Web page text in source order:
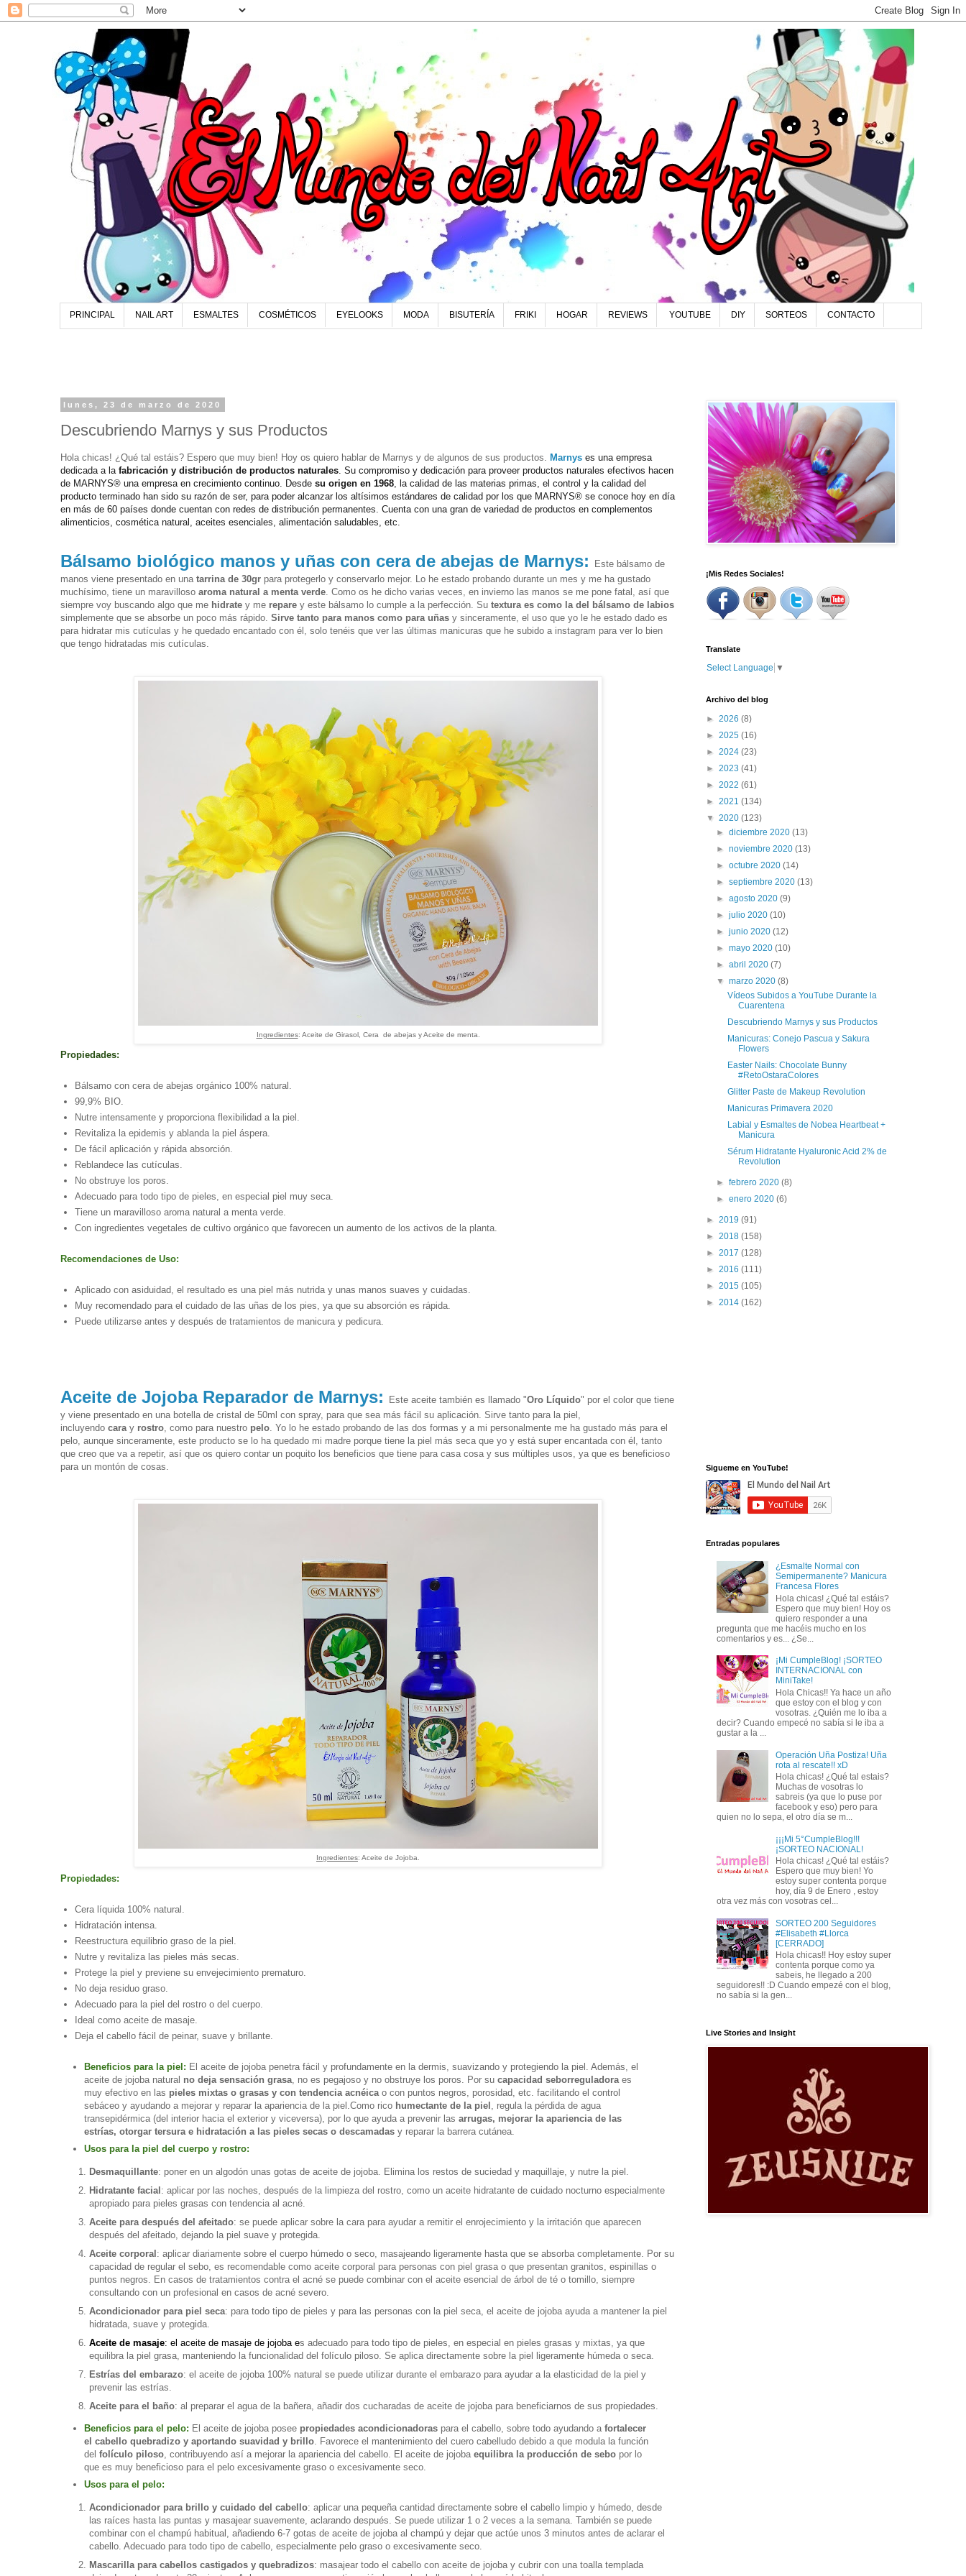
PRINCIPAL NAIL ART ESMALTES COSMÉTICOS EYELOOKS MODA BISUTERÍA FRIKI HOGAR REVIEWS YOUTUBE DIY SORTEOS CONTACTO
lunes, 23 de marzo de 2020
Descubriendo Marnys y sus Productos
Hola chicas! ¿Qué tal estáis? Espero que muy bien! Hoy os quiero hablar de Marnys y de algunos de sus productos. Marnys es una empresa
dedicada a la fabricación y distribución de productos naturales . Su compromiso y dedicación para proveer productos naturales efectivos hacen
de MARNYS® una empresa en crecimiento continuo. Desde su origen en 1968 , la calidad de las materias primas, el control y la calidad del
producto terminado han sido su razón de ser, para poder alcanzar los altísimos estándares de calidad por los que MARNYS® se conoce hoy en día
en más de 60 países donde cuentan con redes de distribución permanentes. Cuenta con una gran de variedad de productos en complementos
alimenticios, cosmética natural, aceites esenciales, alimentación saludables, etc.
Bálsamo biológico manos y uñas con cera de abejas de Marnys:
Este bálsamo de
manos viene presentado en una tarrina de 30gr para protegerlo y conservarlo mejor. Lo he estado probando durante un mes y me ha gustado
muchísimo, tiene un maravilloso aroma natural a menta verde . Como os he dicho varias veces, en invierno las manos se me pone fatal, así que
siempre voy buscando algo que me hidrate y me repare y este bálsamo lo cumple a la perfección. Su textura es como la del bálsamo de labios
simplemente que se absorbe un poco más rápido. Sirve tanto para manos como para uñas y sinceramente, el uso que yo le he estado dado es
para hidratar mis cutículas y he quedado encantado con él, solo tenéis que ver las últimas manicuras que he subido a instagram para ver lo bien
que tengo hidratadas mis cutículas.
Ingredientes: Aceite de Girasol, Cera de abejas y Aceite de menta.
Propiedades:
Bálsamo con cera de abejas orgánico 100% natural.
99,9% BIO.
Nutre intensamente y proporciona flexibilidad a la piel.
Revitaliza la epidemis y ablanda la piel áspera.
De fácil aplicación y rápida absorción.
Reblandece las cutículas.
No obstruye los poros.
Adecuado para todo tipo de pieles, en especial piel muy seca.
Tiene un maravilloso aroma natural a menta verde.
Con ingredientes vegetales de cultivo orgánico que favorecen un aumento de los activos de la planta.
Recomendaciones de Uso:
Aplicado con asiduidad, el resultado es una piel más nutrida y unas manos suaves y cuidadas.
Muy recomendado para el cuidado de las uñas de los pies, ya que su absorción es rápida.
Puede utilizarse antes y después de tratamientos de manicura y pedicura.
Aceite de Jojoba Reparador de Marnys: Este aceite también es llamado "Oro Líquido" por el color que tiene
y viene presentado en una botella de cristal de 50ml con spray, para que sea más fácil su aplicación. Sirve tanto para la piel,
incluyendo caray rostro, como para nuestro pelo. Yo lo he estado probando de las dos formas y a mi personalmente me ha gustado más para el
pelo, aunque sinceramente, este producto se lo ha quedado mi madre porque tiene la piel más seca que yo y está super encantada con él, tanto
que creo que va a repetir, así que os quiero contar un poquito los beneficios que tiene para casa cosa y sus múltiples usos, ya que es beneficioso
para un montón de cosas.
Ingredientes: Aceite de Jojoba.
Propiedades:
Cera líquida 100% natural.
Hidratación intensa.
Reestructura equilibrio graso de la piel.
Nutre y revitaliza las pieles más secas.
Protege la piel y previene su envejecimiento prematuro.
No deja residuo graso.
Adecuado para la piel del rostro o del cuerpo.
Ideal como aceite de masaje.
Deja el cabello fácil de peinar, suave y brillante.
Beneficios para la piel: El aceite de jojoba penetra fácil y profundamente en la dermis, suavizando y protegiendo la piel. Además, el
aceite de jojoba natural no deja sensación grasa , no es pegajoso y no obstruye los poros. Por su capacidad seborreguladora es
muy efectivo en las pieles mixtas o grasas y con tendencia acnéica o con puntos negros, porosidad, etc. facilitando el control
sebáceo y ayudando a mejorar y reparar la apariencia de la piel. Como rico humectante de la piel
, regula la pérdida de agua
transepidérmica (del interior hacia el exterior y viceversa), por lo que ayuda a prevenir las arrugas, mejorar la apariencia de las
estrías, otorgar tersura e hidratación a las pieles secas o descamadas y reparar la barrera cutánea.
Usos para la piel del cuerpo y rostro:
Desmaquillante: poner en un algodón unas gotas de aceite de jojoba. Elimina los restos de suciedad y maquillaje, y nutre la piel.
Hidratante facial: aplicar por las noches, después de la limpieza del rostro, como un aceite hidratante de cuidado nocturno especialmente
apropiado para pieles grasas con tendencia al acné.
Aceite para después del afeitado: se puede aplicar sobre la cara para ayudar a remitir el enrojecimiento y la irritación que aparecen
después del afeitado, dejando la piel suave y protegida.
Aceite corporal: aplicar diariamente sobre el cuerpo húmedo o seco, masajeando ligeramente hasta que se absorba completamente. Por su
capacidad de regular el sebo, es recomendable como aceite corporal para personas con piel grasa o que presentan granitos, espinillas o
puntos negros. En casos de tratamientos contra el acné se puede combinar con el aceite esencial de árbol de té o tomillo, siempre
consultando con un profesional en casos de acné severo.
Acondicionador para piel seca: para todo tipo de pieles y para las personas con la piel seca, el aceite de jojoba ayuda a mantener la piel
hidratada, suave y protegida.
Aceite de masaje: el aceite de masaje de jojoba es adecuado para todo tipo de pieles, en especial en pieles grasas y mixtas, ya que
equilibra la piel grasa, manteniendo la funcionalidad del folículo piloso. Se aplica directamente sobre la piel ligeramente húmeda o seca.
Estrías del embarazo: el aceite de jojoba 100% natural se puede utilizar durante el embarazo para ayudar a la elasticidad de la piel y
prevenir las estrías.
Aceite para el baño: al preparar el agua de la bañera, añadir dos cucharadas de aceite de jojoba para beneficiarnos de sus propiedades.
Beneficios para el pelo: El aceite de jojoba posee propiedades acondicionadoras para el cabello, sobre todo ayudando a fortalecer
el cabello quebradizo y aportando suavidad y brillo . Favorece el mantenimiento del cuero cabelludo debido a que modula la función
del folículo piloso , contribuyendo así a mejorar la apariencia del cabello. El aceite de jojoba equilibra la producción de sebo por lo
que es muy beneficioso para el pelo excesivamente graso o excesivamente seco.
Usos para el pelo:
Acondicionador para brillo y cuidado del cabello: aplicar una pequeña cantidad directamente sobre el cabello limpio y húmedo, desde
las raíces hasta las puntas y masajear suavemente, aclarando después. Se puede utilizar 1 o 2 veces a la semana. También se puede
combinar con el champú habitual, añadiendo 6-7 gotas de aceite de jojoba al champú y dejar que actúe unos 3 minutos antes de aclarar el
cabello. Adecuado para todo tipo de cabello, especialmente pelo graso o excesivamente seco.
Mascarilla para cabellos castigados y quebradizos: masajear todo el cabello con aceite de jojoba y cubrir con una toalla templada
¡Mis Redes Sociales!
Translate
Select Language ▼
Archivo del blog
► 2026 (8)
► 2025 (16)
► 2024 (23)
► 2023 (41)
► 2022 (61)
► 2021 (134)
▼ 2020 (123)
►diciembre 2020(13)
►noviembre 2020(13)
►octubre 2020(14)
►septiembre 2020(13)
►agosto 2020(9)
►julio 2020(10)
►junio 2020(12)
►mayo 2020(10)
►abril 2020(7)
▼marzo 2020(8)
Vídeos Subidos a YouTube Durante la
Cuarentena
Descubriendo Marnys y sus Productos
Manicuras: Conejo Pascua y Sakura
Flowers
Easter Nails: Chocolate Bunny
#RetoOstaraColores
Glitter Paste de Makeup Revolution
Manicuras Primavera 2020
Labial y Esmaltes de Nobea Heartbeat +
Manicura
Sérum Hidratante Hyaluronic Acid 2% de
Revolution
►febrero 2020(8)
►enero 2020(6)
► 2019 (91)
► 2018 (158)
► 2017 (128)
► 2016 (111)
► 2015 (105)
► 2014 (162)
Sigueme en YouTube!
Entradas populares
¿Esmalte Normal con
Semipermanente? Manicura
Francesa Flores
Hola chicas! ¿Qué tal estáis?
Espero que muy bien! Hoy os
quiero responder a una
pregunta que me hacéis mucho en los
comentarios y es... ¿Se...
¡Mi CumpleBlog! ¡SORTEO
INTERNACIONAL con
MiniTake!
Hola Chicas!! Ya hace un año
que estoy con el blog y con
vosotras. ¿Quién me lo iba a
decir? Cuando empecé no sabía si le iba a
gustar a la ...
Operación Uña Postiza! Uña
rota al rescate!! xD
Hola chicas! ¿Qué tal estais?
Muchas de vosotras lo
sabreis (ya que lo puse por
facebook y eso) pero para
quien no lo sepa, el otro día se m...
¡¡¡Mi 5°CumpleBlog!!!
¡SORTEO NACIONAL!
Hola chicas! ¿Qué tal estáis?
Espero que muy bien! Yo
estoy super contenta porque
hoy, día 9 de Enero , estoy
otra vez más con vosotras cel...
SORTEO 200 Seguidores
#Elisabeth #Llorca
[CERRADO]
Hola chicas!! Hoy estoy super
contenta porque como ya
sabeis, he llegado a 200
seguidores!! :D Cuando empezé con el blog,
no sabía si la gen...
Live Stories and Insight